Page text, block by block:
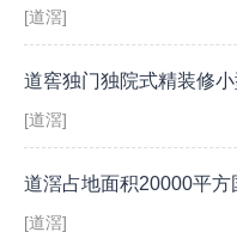
[道滘]
道窖独门独院式精装修
[道滘]
道滘占地面积20000平方
[道滘]